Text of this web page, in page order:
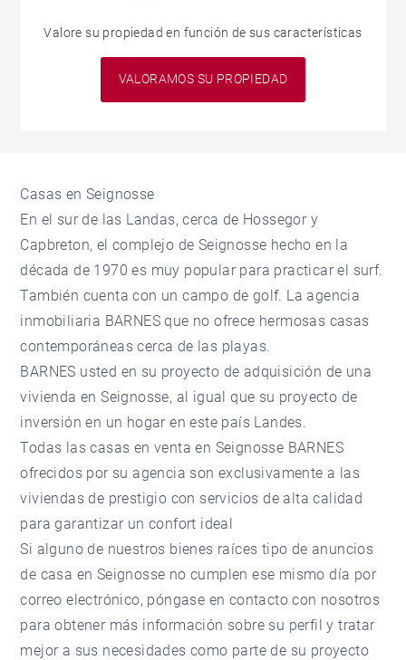
Valore su propiedad en función de sus características
VALORAMOS SU PROPIEDAD
Casas en Seignosse
En el sur de las Landas, cerca de Hossegor y
Capbreton, el complejo de Seignosse hecho en la
década de 1970 es muy popular para practicar el surf.
También cuenta con un campo de golf. La agencia
inmobiliaria BARNES que no ofrece hermosas casas
contemporáneas cerca de las playas.
BARNES usted en su proyecto de adquisición de una
vivienda en Seignosse, al igual que su proyecto de
inversión en un hogar en este país Landes.
Todas las casas en venta en Seignosse BARNES
ofrecidos por su agencia son exclusivamente a las
viviendas de prestigio con servicios de alta calidad
para garantizar un confort ideal
Si alguno de nuestros bienes raíces tipo de anuncios
de casa en Seignosse no cumplen ese mismo día por
correo electrónico, póngase en contacto con nosotros
para obtener más información sobre su perfil y tratar
mejor a sus necesidades como parte de su proyecto